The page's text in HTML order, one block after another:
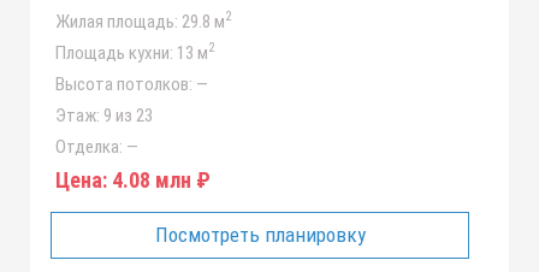
Жилая площадь: 29.8 м2
Площадь кухни: 13 м2
Высота потолков: —
Этаж: 9 из 23
Отделка: —
Цена: 4.08 млн ₽
Посмотреть планировку